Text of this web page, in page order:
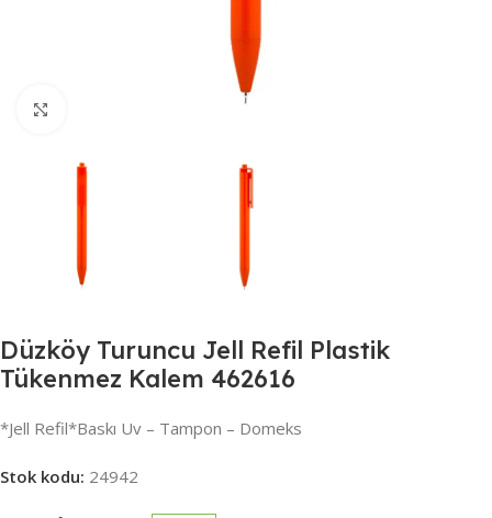
Düzköy Turuncu Jell Refil Plastik
Tükenmez Kalem 462616
*Jell Refil*Baskı Uv – Tampon – Domeks
Stok kodu: 24942